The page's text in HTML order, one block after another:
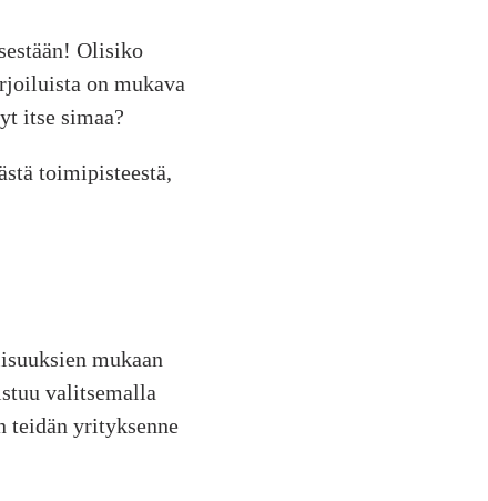
Olisiko
on mukava
itse simaa?
toimipisteestä,
mukaan
valitsemalla
teidän yrityksenne